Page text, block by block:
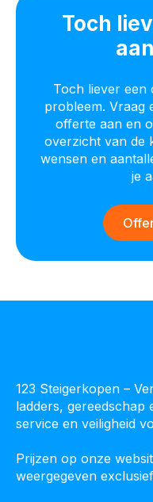
Toch
Toch liever een
probleem. Vraag
offerte aan en
overzicht van de
wensen en
je
123 Steigerkopen –
ladders, gereedschap
service en veiligheid
Prijzen op onze
weergegeven